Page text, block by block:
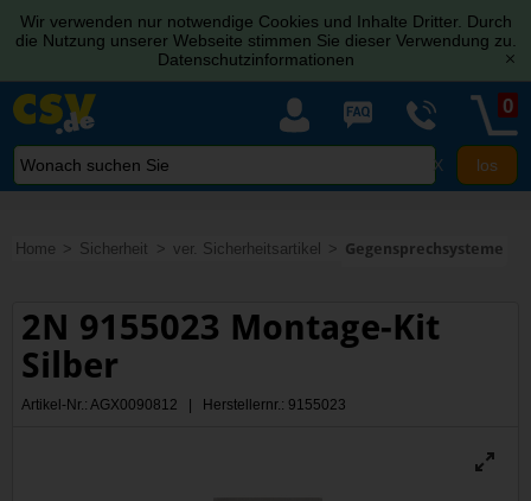
Wir verwenden nur notwendige Cookies und Inhalte Dritter. Durch
die Nutzung unserer Webseite stimmen Sie dieser Verwendung zu.
Datenschutzinformationen
[x]
X
0
Home Sicherheit ver. Sicherheitsartikel Gegensprechsysteme
2N 9155023 Montage-Kit
Silber
Artikel-Nr.: AGX0090812 | Herstellernr.: 9155023